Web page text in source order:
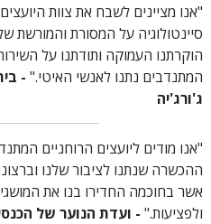
"אנו מציינים לשבח את צוות
סיינטולוגיה על המסורת והמורשת
הוקרתנו העמוקה ותודתנו על
המתנדבים נתנו לאנשי האיטי." -
ג'ורג'יה
"אנו מודים ליועצים הרוחניים
ההכשרה שנתנו לציבור שלנו
אשר בחוכמה החדירו בנו את
ולפציעות." - ועדת הנוער של